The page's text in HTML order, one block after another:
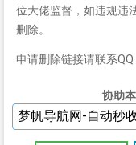
位大佬监督，如违规违
删除。
申请删除链接请联系QQ
协助